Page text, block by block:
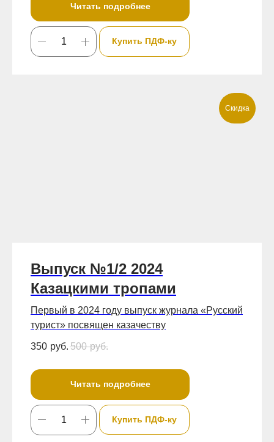
Читать подробнее
Купить ПДФ-ку
Скидка
Выпуск №1/2 2024
Казацкими тропами
Первый в 2024 году выпуск журнала «Русский
турист» посвящен казачеству
350 руб. 500 руб.
Читать подробнее
Купить ПДФ-ку